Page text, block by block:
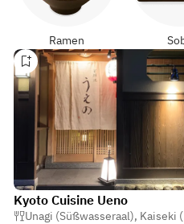
Ramen
Kyoto Cuisine Ueno
Unagi (Süßwasseraal), Kaiseki (Formelle